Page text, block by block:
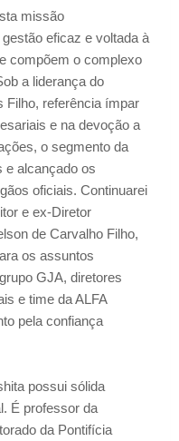
missão
eficaz e voltada à
compõem o complexo
a liderança do
Filho, referência ímpar
e na devoção a
o segmento da
e alcançado os
oficiais. Continuarei
e ex-Diretor
de Carvalho Filho,
os assuntos
GJA, diretores
e time da ALFA
pela confiança
possui sólida
É professor da
da Pontifícia